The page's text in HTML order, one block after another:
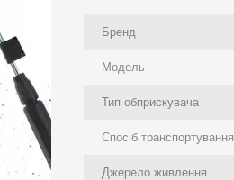
Бренд
Модель
Тип обприскувача
Спосіб транспортування
Джерело живлення